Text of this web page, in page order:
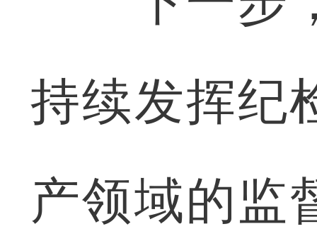
持续发挥纪
产领域的监